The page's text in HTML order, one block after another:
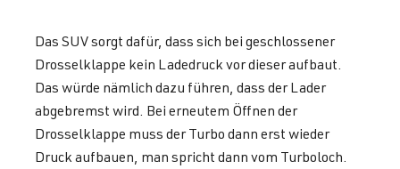
Das SUV sorgt dafür, dass sich bei geschlossener
Drosselklappe kein Ladedruck vor dieser aufbaut.
Das würde nämlich dazu führen, dass der Lader
abgebremst wird. Bei erneutem Öffnen der
Drosselklappe muss der Turbo dann erst wieder
Druck aufbauen, man spricht dann vom Turboloch.